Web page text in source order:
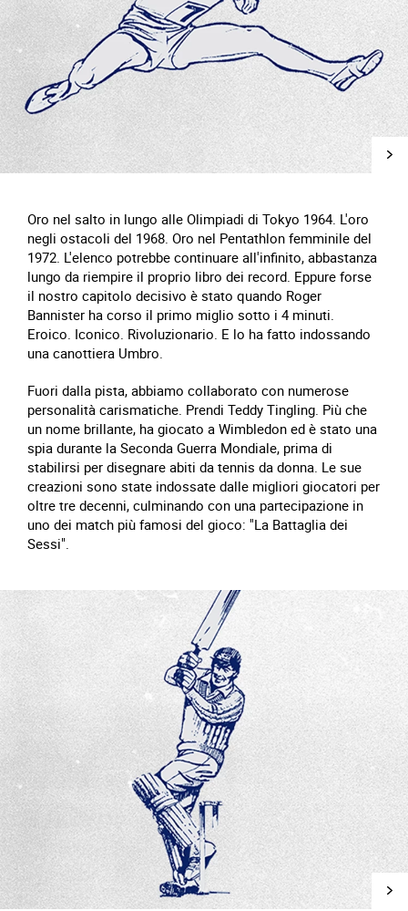
Oro nel salto in lungo alle Olimpiadi di Tokyo 1964. L'oro
negli ostacoli del 1968. Oro nel Pentathlon femminile del
1972. L'elenco potrebbe continuare all'infinito, abbastanza
lungo da riempire il proprio libro dei record. Eppure forse
il nostro capitolo decisivo è stato quando Roger
Bannister ha corso il primo miglio sotto i 4 minuti.
Eroico. Iconico. Rivoluzionario. E lo ha fatto indossando
una canottiera Umbro.
Fuori dalla pista, abbiamo collaborato con numerose
personalità carismatiche. Prendi Teddy Tingling. Più che
un nome brillante, ha giocato a Wimbledon ed è stato una
spia durante la Seconda Guerra Mondiale, prima di
stabilirsi per disegnare abiti da tennis da donna. Le sue
creazioni sono state indossate dalle migliori giocatori per
oltre tre decenni, culminando con una partecipazione in
uno dei match più famosi del gioco: "La Battaglia dei
Sessi".